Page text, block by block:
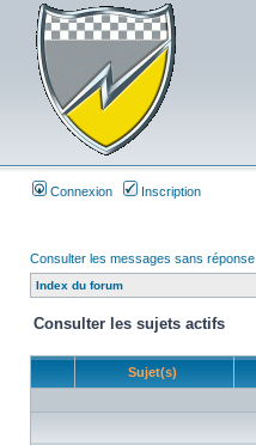
Connexion Inscription
Consulter les messages sans réponse
Index du forum
Consulter les sujets actifs
Sujet(s)